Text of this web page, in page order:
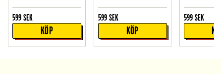
599 SEK
KÖP
599 SEK
KÖP
599 SEK